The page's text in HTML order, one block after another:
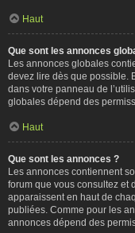
Haut
Que sont les annonces
Les annonces globales
devez lire dès que possible.
dans votre panneau de
globales dépend des
Haut
Que sont les annonces ?
Les annonces contiennent
forum que vous consultez et
apparaissent en haut de
publiées. Comme pour les
annonces dépend des